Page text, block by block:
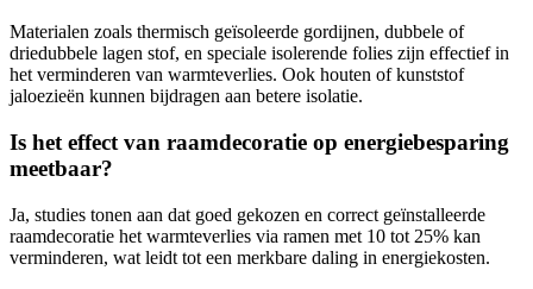
Materialen zoals thermisch geïsoleerde gordijnen, dubbele of
driedubbele lagen stof, en speciale isolerende folies zijn effectief in
het verminderen van warmteverlies. Ook houten of kunststof
jaloezieën kunnen bijdragen aan betere isolatie.
Is het effect van raamdecoratie op energiebesparing
meetbaar?
Ja, studies tonen aan dat goed gekozen en correct geïnstalleerde
raamdecoratie het warmteverlies via ramen met 10 tot 25% kan
verminderen, wat leidt tot een merkbare daling in energiekosten.